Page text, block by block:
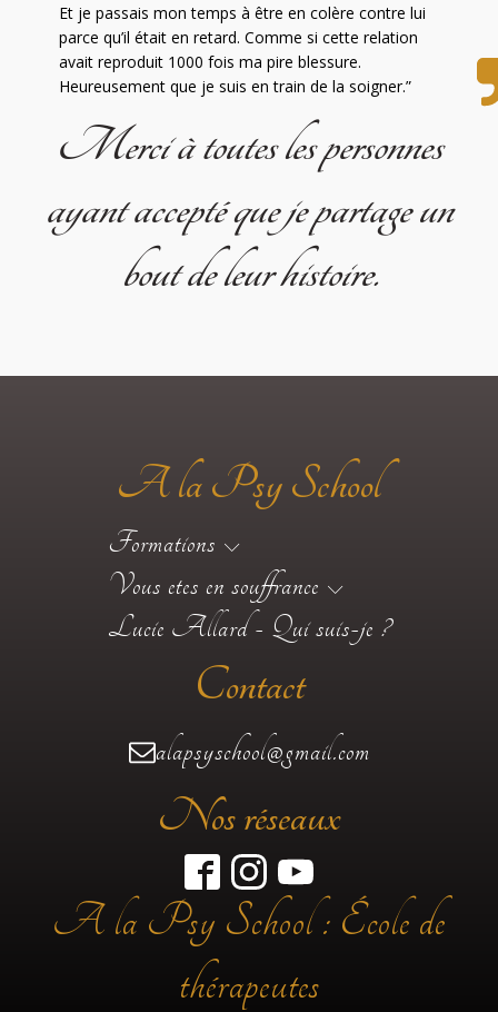
Et je passais mon temps à être en colère contre lui
parce qu’il était en retard. Comme si cette relation
avait reproduit 1000 fois ma pire blessure.
Heureusement que je suis en train de la soigner.”
Merci à toutes les personnes
ayant accepté que je partage un
bout de leur histoire.
A la Psy School
Formations
Vous etes en souffrance
Lucie Allard - Qui suis-je ?
Contact
alapsyschool@gmail.com
Nos réseaux
A la Psy School : École de
thérapeutes